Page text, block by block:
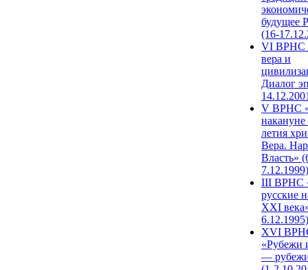
будущее
(16-
VI ВРНС
вера и
Диалог
V ВРНС
накануне
летия
Вера.
Власть»
7.12.1999)
III ВРНС
русские
XXI
6.12.1995)
XVI
«Рубежи
—